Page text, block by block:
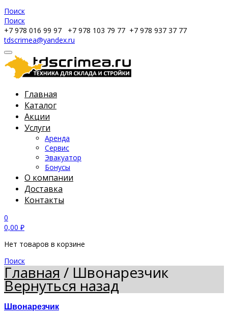
Поиск
Поиск
+7 978 016 99 97
+7 978 103 79 77 +7 978 937 37 77
tdscrimea@yandex.ru
Главная
Каталог
Акции
Услуги
Аренда
Сервис
Эвакуатор
Бонусы
О компании
Доставка
Контакты
0
0,00 ₽
Нет товаров в корзине
Поиск
Главная/Швонарезчик
Вернуться назад
Швонарезчик